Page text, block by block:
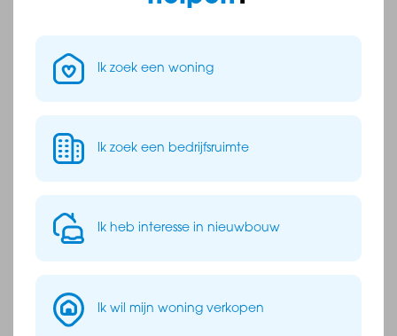
Wij staan voor je klaar!
info@baasmakelaars.nl
Ik zoek een woning
Ik zoek een bedrijfsruimte
Ik heb interesse in nieuwbouw
Ik wil mijn woning verkopen